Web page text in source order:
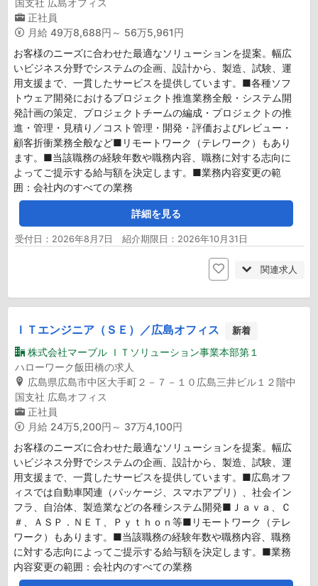
正社員
月給 49万8,688円～ 56万5,961円
お客様のニーズに合わせた最適なソリューションを提案。幅広
いビジネス分野でシステムの企画、設計から、製造、試験、運
用支援まで、一貫したサービスを提供しています。■各種ソフ
トウェア開発におけるプロジェクト推進業務全般・システム開
発計画の策定、プロジェクトチームの編成・プロジェクトの推
進・管理・見積り／コスト管理・開発・評価およびレビュー・
顧客折衝業務全般など■リモートワーク（テレワーク）もあり
ます。■当該職務の経験年数や職務内容、職務に対する志向に
よってご提示する給与額を決定します。■業務内容変更の範
囲：会社内のすべての業務
詳細を見る
受付日：2026年8月7日 紹介期限日：2026年10月31日
関連求人
ＩＴエンジニア（ＳＥ）／広島オフィス 新着
株式会社マーブル ＩＴソリューション事業本部第１
ハローワーク飯田橋の求人
広島県広島市中区大手町２－７－１０広島三井ビル１２階中
国支社 広島オフィス
正社員
月給 24万5,200円～ 37万4,100円
お客様のニーズに合わせた最適なソリューションを提案。幅広
いビジネス分野でシステムの企画、設計から、製造、試験、運
用支援まで、一貫したサービスを提供しています。■広島オフ
ィスでは自動車関連（パッケージ、スマホアプリ）、社会イン
フラ、自治体、製造業などの各種システム開発■Ｊａｖａ、Ｃ
＃、ＡＳＰ．ＮＥＴ、Ｐｙｔｈｏｎ等■リモートワーク（テレ
ワーク）もあります。■当該職務の経験年数や職務内容、職務
に対する志向によってご提示する給与額を決定します。■業務
内容変更の範囲：会社内のすべての業務